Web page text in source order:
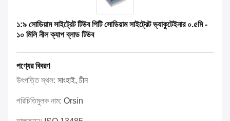
১:৯ সোডিয়াম সাইট্রেট টিউব পিটি সোডিয়াম সাইট্রেট ভ্যাকুটেইনার ০.৫মি -
১০ মিলি নীল ক্যাপ ব্লাড টিউব
পণ্যের বিবরণ
উৎপত্তি স্থল: সাংহাই, চীন
পরিচিতিমুলক নাম: Orsin